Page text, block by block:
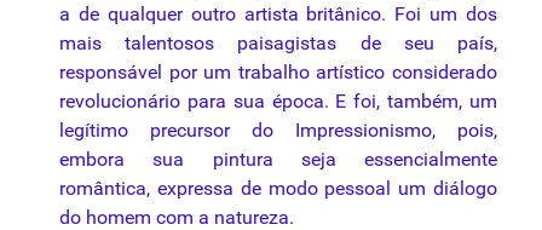
a de qualquer outro artista britânico. Foi um dos
mais talentosos paisagistas de seu país,
responsável por um trabalho artístico considerado
revolucionário para sua época. E foi, também, um
legítimo precursor do Impressionismo, pois,
embora sua pintura seja essencialmente
romântica, expressa de modo pessoal um diálogo
do homem com a natureza.